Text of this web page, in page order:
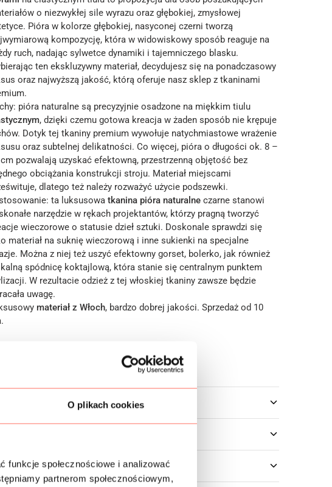
O plikach cookies
funkcje społecznościowe i analizować
partnerom społecznościowym,
o niezwykłej sile wyrazu oraz głębokiej, zmysłowej
Pióra w kolorze głębokiej, nasyconej czerni tworzą
kompozycję, która w widowiskowy sposób reaguje na
ruch, nadając sylwetce dynamiki i tajemniczego blasku.
ten ekskluzywny materiał, decydujesz się na ponadczasowy
oraz najwyższą jakość, którą oferuje nasz sklep z tkaninami
pióra naturalne są precyzyjnie osadzone na miękkim tiulu
, dzięki czemu gotowa kreacja w żaden sposób nie krępuje
Dotyk tej tkaniny premium wywołuje natychmiastowe wrażenie
oraz subtelnej delikatności. Co więcej, pióra o długości ok. 8 –
pozwalają uzyskać efektowną, przestrzenną objętość bez
obciążania konstrukcji stroju. Materiał miejscami
dlatego też należy rozważyć użycie podszewki.
ta luksusowatkanina pióra naturalne czarne stanowi
narzędzie w rękach projektantów, którzy pragną tworzyć
wieczorowe o statusie dzieł sztuki. Doskonale sprawdzi się
materiał na suknię wieczorową i inne sukienki na specjalne
Można z niej też uszyć efektowny gorset, bolerko, jak również
spódnicę koktajlową, która stanie się centralnym punktem
W rezultacie odzież z tej włoskiej tkaniny zawsze będzie
uwagę.
materiał z Włoch, bardzo dobrej jakości. Sprzedaż od 10
dodatkowe
tkanin